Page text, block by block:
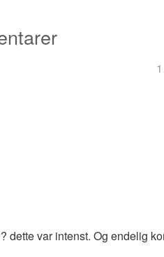
dette var intenst. Og endelig